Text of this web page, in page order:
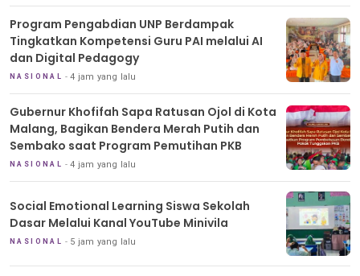
Program Pengabdian UNP Berdampak
Tingkatkan Kompetensi Guru PAI melalui AI
dan Digital Pedagogy
NASIONAL 4 jam yang lalu
Gubernur Khofifah Sapa Ratusan Ojol di Kota
Malang, Bagikan Bendera Merah Putih dan
Sembako saat Program Pemutihan PKB
NASIONAL 4 jam yang lalu
Social Emotional Learning Siswa Sekolah
Dasar Melalui Kanal YouTube Minivila
NASIONAL 5 jam yang lalu